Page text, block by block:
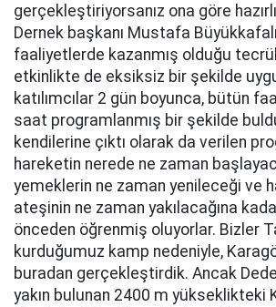
gerçekleştiriyorsanız ona göre
Dernek başkanı Mustafa
faaliyetlerde kazanmış olduğu
etkinlikte de eksiksiz bir şekilde
katılımcılar 2 gün boyunca, bütün
saat programlanmış bir şekilde
kendilerine çıktı olarak da verilen
hareketin nerede ne zaman
yemeklerin ne zaman yenileceği ve
ateşinin ne zaman yakılacağına
önceden öğrenmiş oluyorlar. Bizler
kurduğumuz kamp nedeniyle, Karagöl
buradan gerçekleştirdik. Ancak
yakın bulunan 2400 m yükseklikteki